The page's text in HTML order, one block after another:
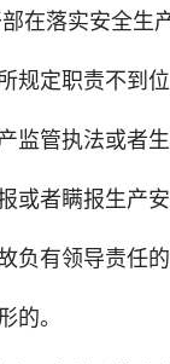
落实安全生
定职责不到
管执法或者生
者瞒报生产安
有领导责任
。